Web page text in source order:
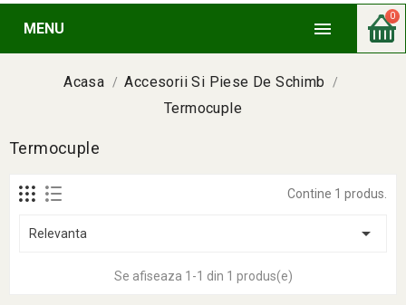
0

MENU
Acasa
Accesorii Si Piese De Schimb
Termocuple
Termocuple
Contine 1 produs.
Relevanta 
Se afiseaza 1-1 din 1 produs(e)